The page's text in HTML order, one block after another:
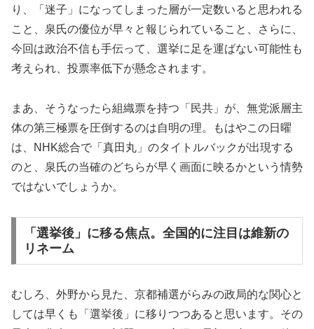
り、「迷子」になってしまった層が一定数いると思われる
こと、泉氏の優位が早々と報じられていること、さらに、
今回は政治不信も手伝って、選挙に足を運ばない可能性も
考えられ、投票率低下が懸念されます。
まあ、そうなったら組織票を持つ「民共」が、無党派層主
体の第三極票を圧倒するのは自明の理。もはやこの日曜
は、NHK総合で「真田丸」のタイトルバックが出現する
のと、泉氏の当確のどちらが早く画面に映るかという情勢
ではないでしょうか。
「選挙後」に移る焦点。全国的に注目は維新の
リネーム
むしろ、外野から見た、京都補選がらみの政局的な関心と
しては早くも「選挙後」に移りつつあると思います。その